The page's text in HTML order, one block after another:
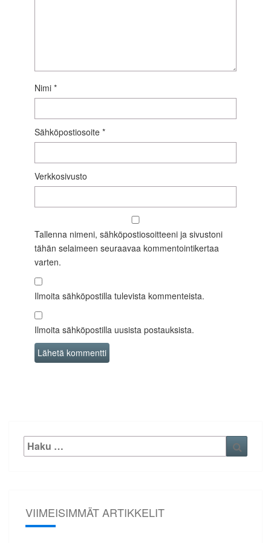
Nimi *
Sähköpostiosoite *
Verkkosivusto
Tallenna nimeni, sähköpostiosoitteeni ja sivustoni
tähän selaimeen seuraavaa kommentointikertaa
varten.
Ilmoita sähköpostilla tulevista kommenteista.
Ilmoita sähköpostilla uusista postauksista.
Etsi:
VIIMEISIMMÄT ARTIKKELIT